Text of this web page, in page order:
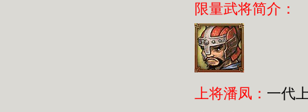
限量武将简介：
上将潘凤： 一代